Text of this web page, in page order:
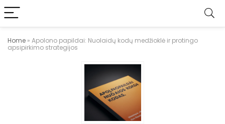
Home » Apolono papildai: Nuolaidų kodų medžioklė ir protingo
apsipirkimo strategijos